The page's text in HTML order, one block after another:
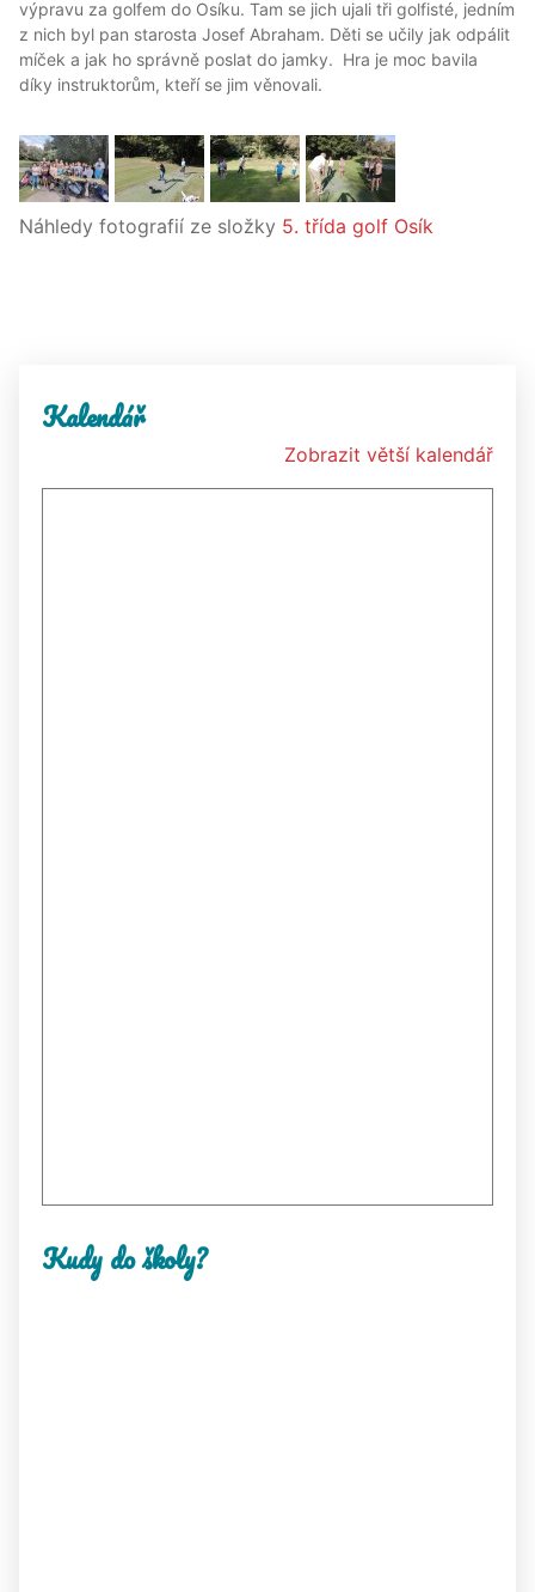
výpravu za golfem do Osíku. Tam se jich ujali tři golfisté, jedním
z nich byl pan starosta Josef Abraham. Děti se učily jak odpálit
míček a jak ho správně poslat do jamky. Hra je moc bavila
díky instruktorům, kteří se jim věnovali.
Náhledy fotografií ze složky 5. třída golf Osík
Kalendář
Zobrazit větší kalendář
Kudy do školy?